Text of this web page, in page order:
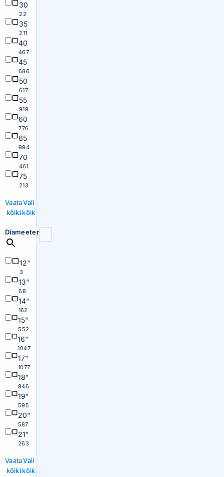
30
22
35
211
40
467
45
686
50
617
55
919
60
776
65
994
70
461
75
213
Vaata
kõiki
Vali
kõik
Diameeter
12"
3
13"
68
14"
162
15"
552
16"
1047
17"
1077
18"
946
19"
595
20"
587
21"
263
Vaata
kõiki
Vali
kõik